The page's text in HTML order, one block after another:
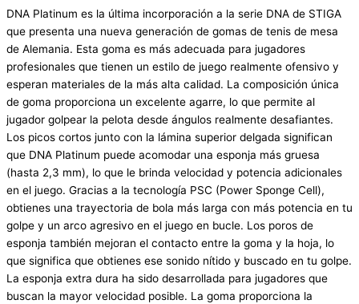
DNA Platinum es la última incorporación a la serie DNA de STIGA
que presenta una nueva generación de gomas de tenis de mesa
de Alemania. Esta goma es más adecuada para jugadores
profesionales que tienen un estilo de juego realmente ofensivo y
esperan materiales de la más alta calidad. La composición única
de goma proporciona un excelente agarre, lo que permite al
jugador golpear la pelota desde ángulos realmente desafiantes.
Los picos cortos junto con la lámina superior delgada significan
que DNA Platinum puede acomodar una esponja más gruesa
(hasta 2,3 mm), lo que le brinda velocidad y potencia adicionales
en el juego. Gracias a la tecnología PSC (Power Sponge Cell),
obtienes una trayectoria de bola más larga con más potencia en tu
golpe y un arco agresivo en el juego en bucle. Los poros de
esponja también mejoran el contacto entre la goma y la hoja, lo
que significa que obtienes ese sonido nítido y buscado en tu golpe.
La esponja extra dura ha sido desarrollada para jugadores que
buscan la mayor velocidad posible. La goma proporciona la